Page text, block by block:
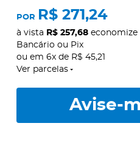
POR R$ 271,24
à vista R$ 257,68 economize
Bancário ou Pix
ou em6x de R$ 45,21
Ver parcelas
Avise-